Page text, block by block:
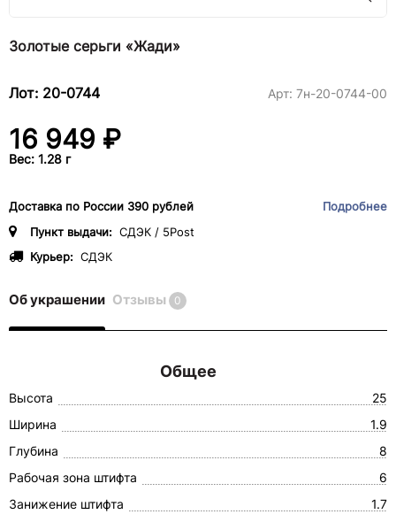
Золотые серьги «Жади»
Лот: 20-0744 Арт: 7н-20-0744-00
16 949 ₽
Вес: 1.28 г
Доставка по России 390 рублей
Подробнее
Пункт выдачи: СДЭК / 5Post
Курьер: СДЭК
Об украшении Отзывы 0
Общее
Высота
25
Ширина
1.9
Глубина
8
Рабочая зона штифта
6
Занижение штифта
1.7